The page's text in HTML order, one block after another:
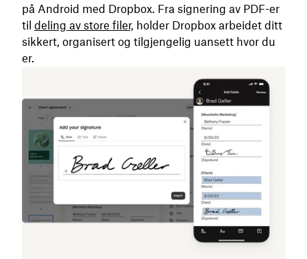
på Android med Dropbox. Fra signering av PDF-er
til deling av store filer, holder Dropbox arbeidet ditt
sikkert, organisert og tilgjengelig uansett hvor du
er.